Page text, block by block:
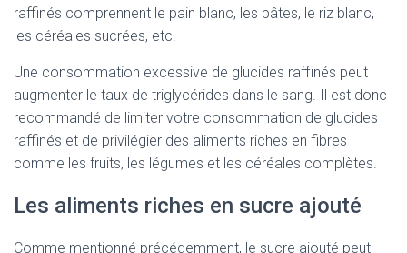
raffinés comprennent le pain blanc, les pâtes, le riz blanc,
les céréales sucrées, etc.
Une consommation excessive de glucides raffinés peut
augmenter le taux de triglycérides dans le sang. Il est donc
recommandé de limiter votre consommation de glucides
raffinés et de privilégier des aliments riches en fibres
comme les fruits, les légumes et les céréales complètes.
Les aliments riches en sucre ajouté
Comme mentionné précédemment, le sucre ajouté peut